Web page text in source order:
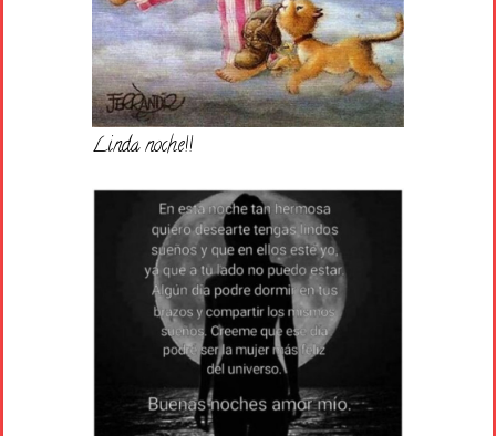
Linda noche!!